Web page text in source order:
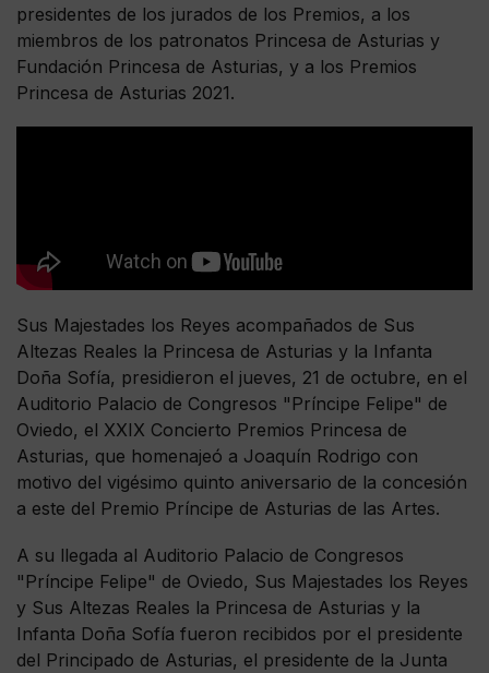
presidentes de los jurados de los Premios, a los
miembros de los patronatos Princesa de Asturias y
Fundación Princesa de Asturias, y a los Premios
Princesa de Asturias 2021.
Sus Majestades los Reyes acompañados de Sus
Altezas Reales la Princesa de Asturias y la Infanta
Doña Sofía, presidieron el jueves, 21 de octubre, en el
Auditorio Palacio de Congresos "Príncipe Felipe" de
Oviedo, el XXIX Concierto Premios Princesa de
Asturias, que homenajeó a Joaquín Rodrigo con
motivo del vigésimo quinto aniversario de la concesión
a este del Premio Príncipe de Asturias de las Artes.
A su llegada al Auditorio Palacio de Congresos
"Príncipe Felipe" de Oviedo, Sus Majestades los Reyes
y Sus Altezas Reales la Princesa de Asturias y la
Infanta Doña Sofía fueron recibidos por el presidente
del Principado de Asturias, el presidente de la Junta